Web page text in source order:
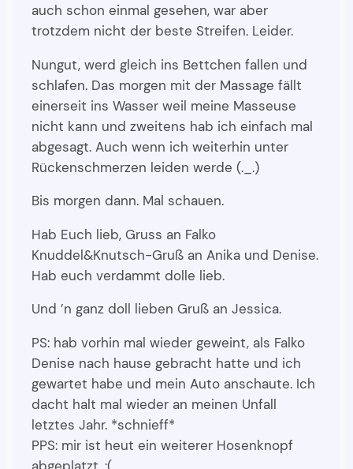
auch schon einmal gesehen, war aber
trotzdem nicht der beste Streifen. Leider.
Nungut, werd gleich ins Bettchen fallen und
schlafen. Das morgen mit der Massage fällt
einerseit ins Wasser weil meine Masseuse
nicht kann und zweitens hab ich einfach mal
abgesagt. Auch wenn ich weiterhin unter
Rückenschmerzen leiden werde (._.)
Bis morgen dann. Mal schauen.
Hab Euch lieb, Gruss an Falko
Knuddel&Knutsch-Gruß an Anika und Denise.
Hab euch verdammt dolle lieb.
Und ’n ganz doll lieben Gruß an Jessica.
PS: hab vorhin mal wieder geweint, als Falko
Denise nach hause gebracht hatte und ich
gewartet habe und mein Auto anschaute. Ich
dacht halt mal wieder an meinen Unfall
letztes Jahr. *schnieff*
PPS: mir ist heut ein weiterer Hosenknopf